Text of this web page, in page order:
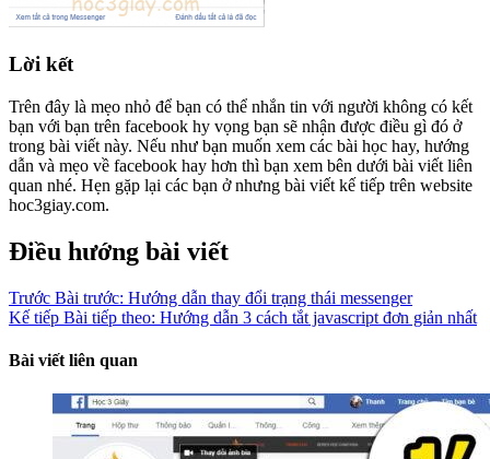
Lời kết
Trên đây là mẹo nhỏ để bạn có thể nhắn tin với người không có kết
bạn với bạn trên facebook hy vọng bạn sẽ nhận được điều gì đó ở
trong bài viết này. Nếu như bạn muốn xem các bài học hay, hướng
dẫn và mẹo về facebook hay hơn thì bạn xem bên dưới bài viết liên
quan nhé. Hẹn gặp lại các bạn ở nhưng bài viết kế tiếp trên website
hoc3giay.com.
Điều hướng bài viết
Trước Bài trước: Hướng dẫn thay đổi trạng thái messenger
Kế tiếp Bài tiếp theo: Hướng dẫn 3 cách tắt javascript đơn giản nhất
Bài viết liên quan